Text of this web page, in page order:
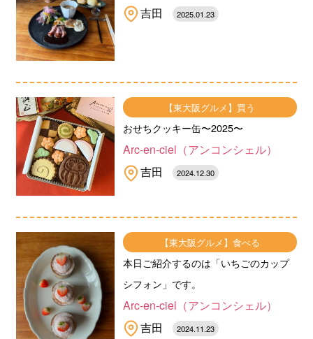
吉田
2025.01.23
【東大阪グルメ】買う
おせちクッキー缶〜2025〜
Arc-en-ciel（アンコンシェル）
吉田
2024.12.30
【東大阪グルメ】食べる
本日ご紹介するのは「いちごのカップ
シフォン」です。
Arc-en-ciel（アンコンシェル）
吉田
2024.11.23